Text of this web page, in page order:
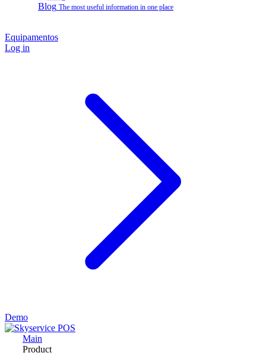
Blog The most useful information in one place
Equipamentos
Log in
Demo
Main
Product